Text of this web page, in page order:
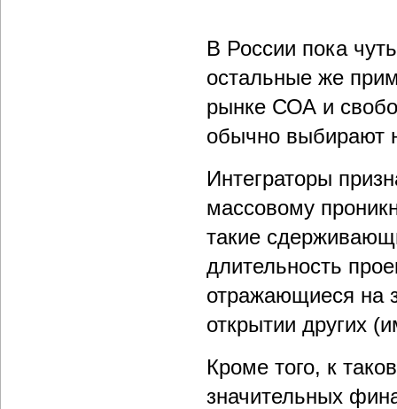
В России пока
остальные же
рынке СОА и
обычно выбирают
Интеграторы
массовому
такие
длительность
отражающиеся на
открытии других
Кроме того, к
значительных